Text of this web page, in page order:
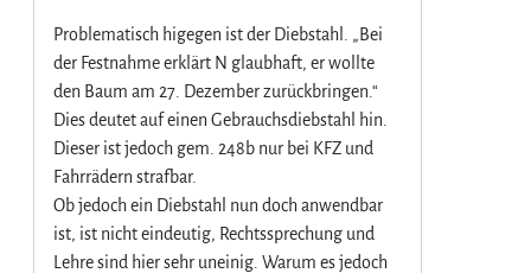
Problematisch higegen ist der Diebstahl. „Bei
der Festnahme erklärt N glaubhaft, er wollte
den Baum am 27. Dezember zurückbringen.“
Dies deutet auf einen Gebrauchsdiebstahl hin.
Dieser ist jedoch gem. 248b nur bei KFZ und
Fahrrädern strafbar.
Ob jedoch ein Diebstahl nun doch anwendbar
ist, ist nicht eindeutig, Rechtssprechung und
Lehre sind hier sehr uneinig. Warum es jedoch